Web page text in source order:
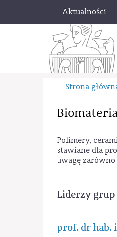
Aktualności
Strona
Polimery,
stawiane dla
uwagę zarówno
Liderzy grup
prof. dr hab.